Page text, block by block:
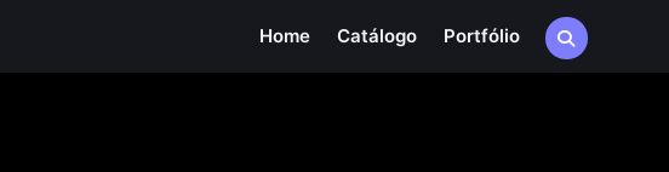
Home Catálogo Portfólio